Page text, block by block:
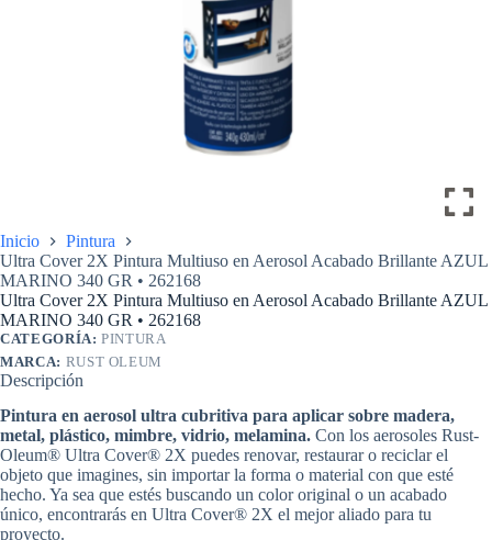
Inicio
Pintura
Ultra Cover 2X Pintura Multiuso en Aerosol Acabado Brillante AZUL
MARINO 340 GR • 262168
Ultra Cover 2X Pintura Multiuso en Aerosol Acabado Brillante AZUL
MARINO 340 GR • 262168
CATEGORÍA:PINTURA
MARCA: RUST OLEUM
Descripción
Pintura en aerosol ultra cubritiva para aplicar sobre madera,
metal, plástico, mimbre, vidrio, melamina. Con los aerosoles Rust-
Oleum® Ultra Cover® 2X puedes renovar, restaurar o reciclar el
objeto que imagines, sin importar la forma o material con que esté
hecho. Ya sea que estés buscando un color original o un acabado
único, encontrarás en Ultra Cover® 2X el mejor aliado para tu
proyecto.